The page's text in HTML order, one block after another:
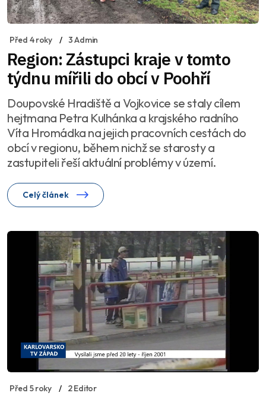
Před 4 roky 3 Admin
Region: Zástupci kraje v tomto
týdnu mířili do obcí v Poohří
Doupovské Hradiště a Vojkovice se staly cílem
hejtmana Petra Kulhánka a krajského radního
Víta Hromádka na jejich pracovních cestách do
obcí v regionu, během nichž se starosty a
zastupiteli řeší aktuální problémy v území.
Celý článek
Před 5 roky 2 Editor